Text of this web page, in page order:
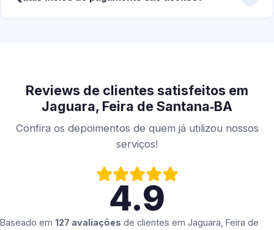
Reviews de clientes satisfeitos em
Jaguara, Feira de Santana‑BA
Confira os depoimentos de quem já utilizou nossos
serviços!
4.9
Baseado em 127 avaliações de clientes em Jaguara, Feira de